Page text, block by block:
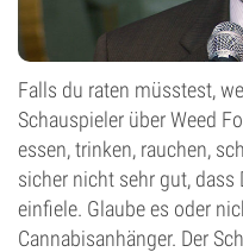
Falls du raten müsstest,
Schauspieler über Weed
essen, trinken, rauchen,
sicher nicht sehr gut, dass
einfiele. Glaube es oder
Cannabisanhänger. Der